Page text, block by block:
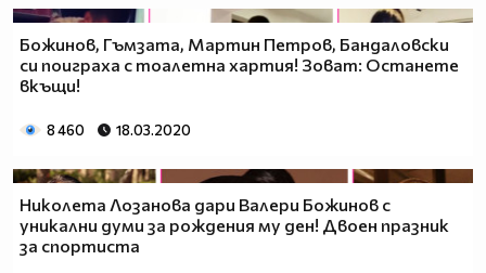
Божинов, Гъмзата, Мартин Петров, Бандаловски
си поиграха с тоалетна хартия! Зоват: Останете
вкъщи!
8 460 18.03.2020
Николета Лозанова дари Валери Божинов с
уникални думи за рождения му ден! Двоен празник
за спортиста